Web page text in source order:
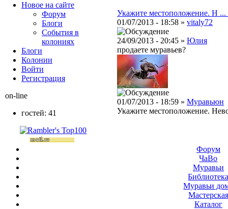
Укажите местоположение. Н ...
01/07/2013 - 18:58 » vitaly72
24/09/2013 - 20:45 » Юлия
продаете муравьев?
01/07/2013 - 18:59 » Муравьюн
Укажите местоположение.
Новое на сайте
Форум
Блоги
События в
колониях
Блоги
Колонии
Войти
Peгиcтpaция
on-line
гостей: 41
Форум
ЧаВо
Муравьи
Муравьи
Мастерская
Каталог